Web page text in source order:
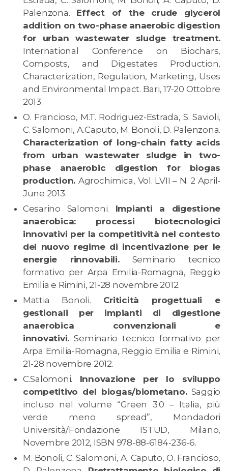
Palenzona. Effect of the crude glycerol
addition on two-phase anaerobic digestion
for urban wastewater sludge treatment.
International Conference on Biochars,
Composts, and Digestates Production,
Characterization, Regulation, Marketing, Uses
and Environmental Impact. Bari, 17-20 Ottobre
2013.
O. Francioso, M.T. Rodriguez-Estrada, S. Savioli,
C. Salomoni, A.Caputo, M. Bonoli, D. Palenzona.
Characterization of long-chain fatty acids
from urban wastewater sludge in two-
phase anaerobic digestion for biogas
production. Agrochimica, Vol. LVII – N. 2 April-
June 2013.
Cesarino Salomoni. Impianti a digestione
anaerobica: processi biotecnologici
innovativi per la competitività nel contesto
del nuovo regime di incentivazione per le
energie rinnovabili.Seminario tecnico
formativo per Arpa Emilia-Romagna, Reggio
Emilia e Rimini, 21-28 novembre 2012.
Mattia Bonoli. Criticità progettuali e
gestionali per impianti di digestione
anaerobica convenzionali e
innovativi. Seminario tecnico formativo per
Arpa Emilia-Romagna, Reggio Emilia e Rimini,
21-28 novembre 2012.
C.Salomoni. Innovazione per lo sviluppo
competitivo del biogas/biometano.Saggio
incluso nel volume “Green 3.0 – Italia, più
verde meno spread”, Mondadori
Università/Fondazione ISTUD, Milano,
Novembre 2012, ISBN 978-88-6184-236-6.
M. Bonoli, C. Salomoni, A. Caputo, O. Francioso,